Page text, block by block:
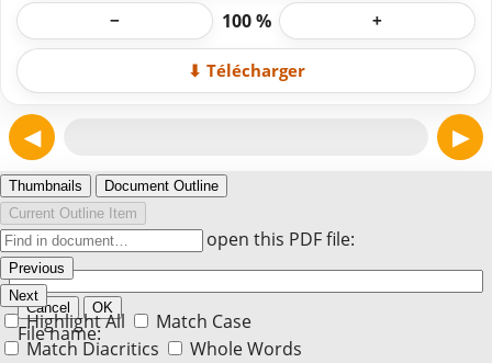
− 100 % +
⬇ Télécharger
◀ ▶
Thumbnails
Document Outline
Current Outline Item
Previous
Next
Highlight All
Match Case
Match Diacritics
Whole Words
Enter the password to open this PDF file:
Cancel OK
File name: